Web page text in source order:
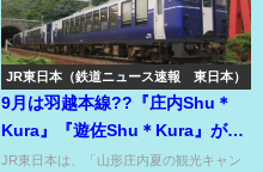
JR東日本（鉄道ニュース速報 東日本）
9月は羽越本線??『庄内Shu＊
Kura』『遊佐Shu＊Kura』が山
形を走る⁉
JR東日本は、「山形庄内夏の観光キャン